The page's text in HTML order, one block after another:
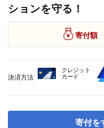
ションを守る！
寄付額
寄付を
決済方法
クレジット
カード